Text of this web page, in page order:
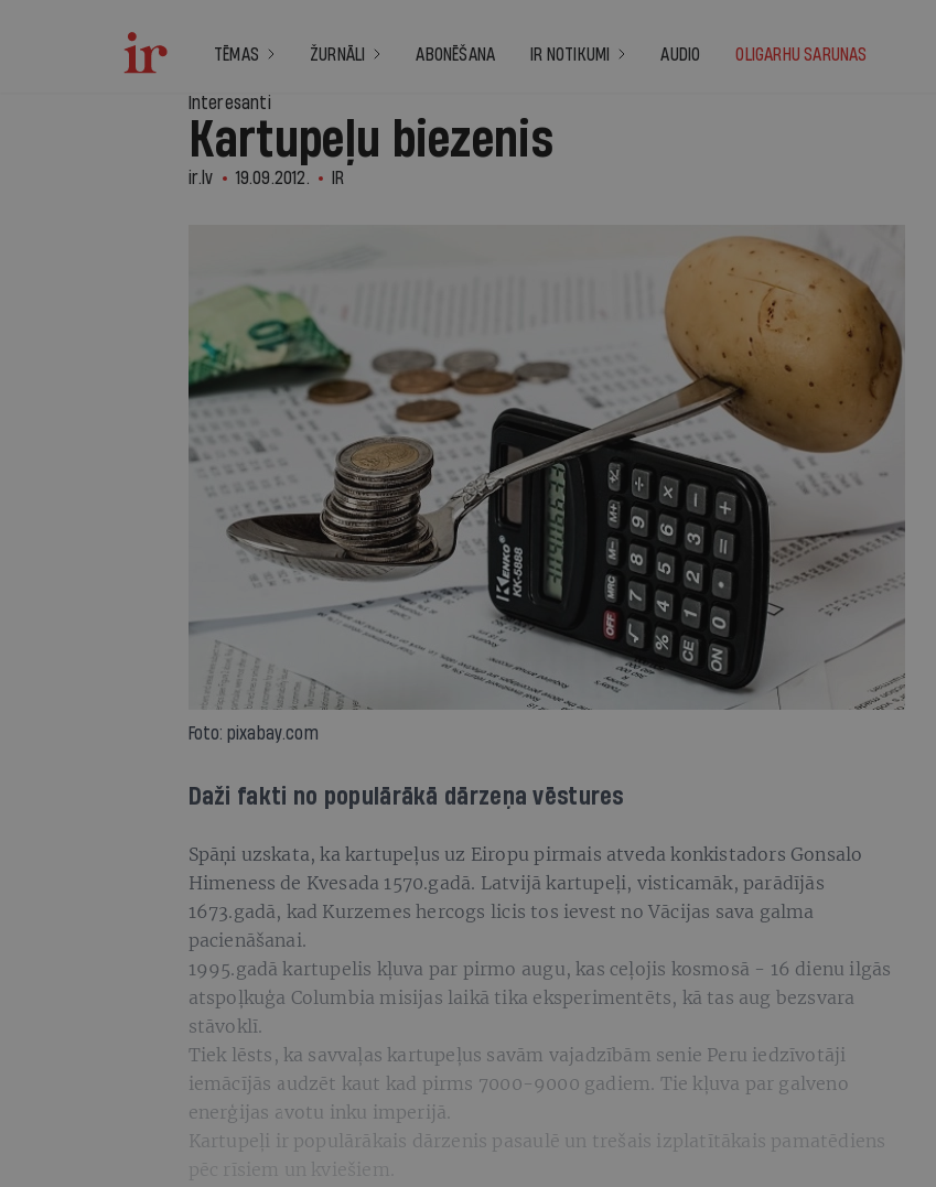
TĒMAS ŽURNĀLI ABONĒŠANA IR NOTIKUMI AUDIO OLIGARHU SARUNAS
Interesanti
Kartupeļu biezenis
ir.lv 19.09.2012. IR
Foto: pixabay.com
Daži fakti no populārākā dārzeņa vēstures
Spāņi uzskata, ka kartupeļus uz Eiropu pirmais atveda konkistadors Gonsalo
Himeness de Kvesada 1570.gadā. Latvijā kartupeļi, visticamāk, parādījās
1673.gadā, kad Kurzemes hercogs licis tos ievest no Vācijas sava galma
pacienāšanai.
1995.gadā kartupelis kļuva par pirmo augu, kas ceļojis kosmosā - 16 dienu ilgās
atspoļkuģa Columbia misijas laikā tika eksperimentēts, kā tas aug bezsvara
stāvoklī.
Tiek lēsts, ka savvaļas kartupeļus savām vajadzībām senie Peru iedzīvotāji
iemācījās audzēt kaut kad pirms 7000-9000 gadiem. Tie kļuva par galveno
enerģijas avotu inku imperijā.
Kartupeļi ir populārākais dārzenis pasaulē un trešais izplatītākais pamatēdiens
pēc rīsiem un kviešiem.